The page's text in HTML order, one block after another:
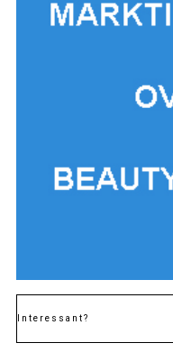
Interessant?